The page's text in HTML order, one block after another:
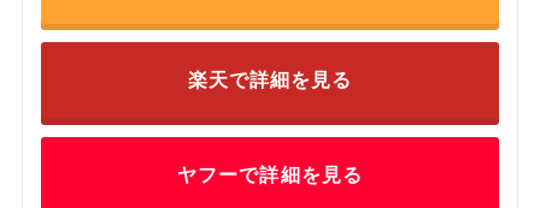
楽天で詳細を見る
ヤフーで詳細を見る